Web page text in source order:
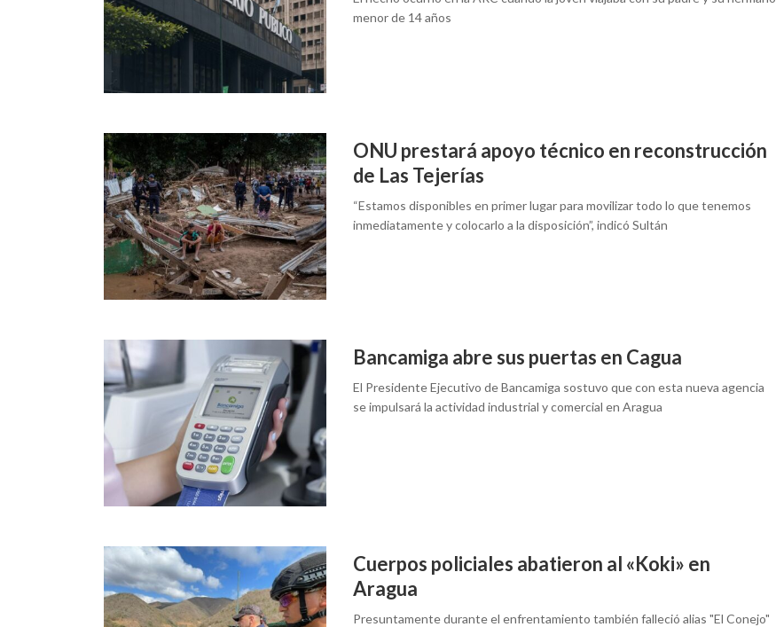
menor de 14 años
ONU prestará apoyo técnico en reconstrucción
de Las Tejerías
“Estamos disponibles en primer lugar para movilizar todo lo que tenemos
inmediatamente y colocarlo a la disposición”, indicó Sultán
Bancamiga abre sus puertas en Cagua
El Presidente Ejecutivo de Bancamiga sostuvo que con esta nueva agencia
se impulsará la actividad industrial y comercial en Aragua
Cuerpos policiales abatieron al «Koki» en
Aragua
Presuntamente durante el enfrentamiento también falleció alias "El Conejo"